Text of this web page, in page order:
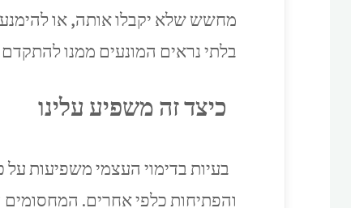
מחשש שלא יקבלו אותה, או להימנע
בלתי נראים המונעים ממנו
כיצד זה משפיע עלינו
בעיות בדימוי העצמי משפיעות
והפתיחות כלפי אחרים. המחסומים